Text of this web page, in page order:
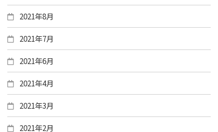
2021年8月
2021年7月
2021年6月
2021年4月
2021年3月
2021年2月